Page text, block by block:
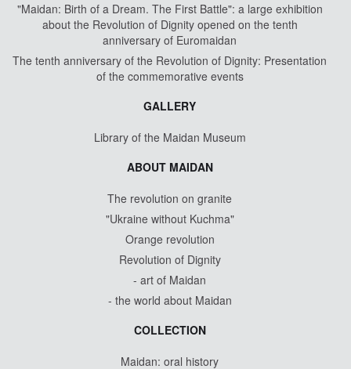
"Maidan: Birth of a Dream. The First Battle": a large exhibition
about the Revolution of Dignity opened on the tenth
anniversary of Euromaidan
The tenth anniversary of the Revolution of Dignity: Presentation
of the commemorative events
GALLERY
Library of the Maidan Museum
ABOUT MAIDAN
The revolution on granite
"Ukraine without Kuchma"
Orange revolution
Revolution of Dignity
- art of Maidan
- the world about Maidan
COLLECTION
Maidan: oral history